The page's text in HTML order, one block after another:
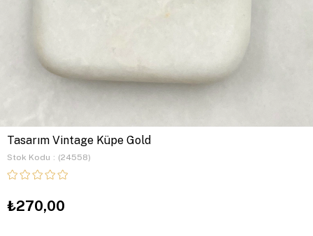
Tasarım Vintage Küpe Gold
Stok Kodu (24558)
₺270,00